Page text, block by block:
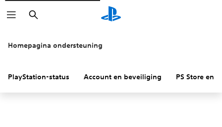
Zoeken
Homepagina ondersteuning
PlayStation-status Account en beveiliging PS Store en